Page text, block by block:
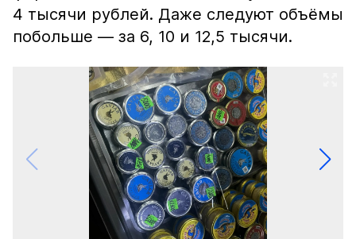
4 тысячи рублей. Даже следуют объёмы
побольше — за 6, 10 и 12,5 тысячи.